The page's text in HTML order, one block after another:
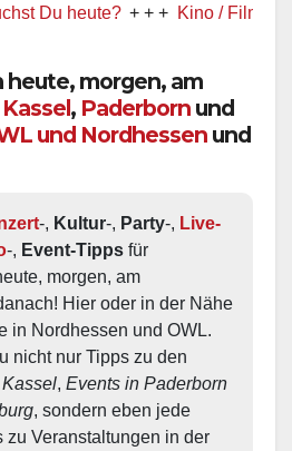
heute? + + + Kino / Film + + +
morgen, am
Kassel, Paderborn und
und Nordhessen und
-, Kultur-, Party-, Live-
-, Event-Tipps
morgen, am
Hier oder in der Nähe
in Nordhessen und OWL.
nicht nur Tipps zu den
, Events in Paderborn
, sondern eben jede
zu Veranstaltungen in der